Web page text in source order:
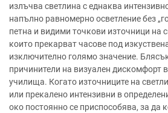
излъчва светлина с еднаква
напълно равномерно осветление без
петна и видими точкови източници на
които прекарват часове под
изключително голямо значение.
причинители на визуален дискомфорт
училища. Когато източниците на
или прекалено интензивни в
око постоянно се приспособява, за да